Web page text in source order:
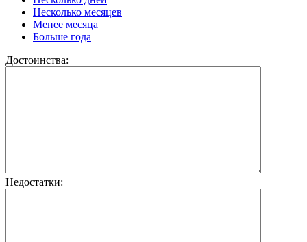
Несколько месяцев
Менее месяца
Больше года
Достоинства:
Недостатки: